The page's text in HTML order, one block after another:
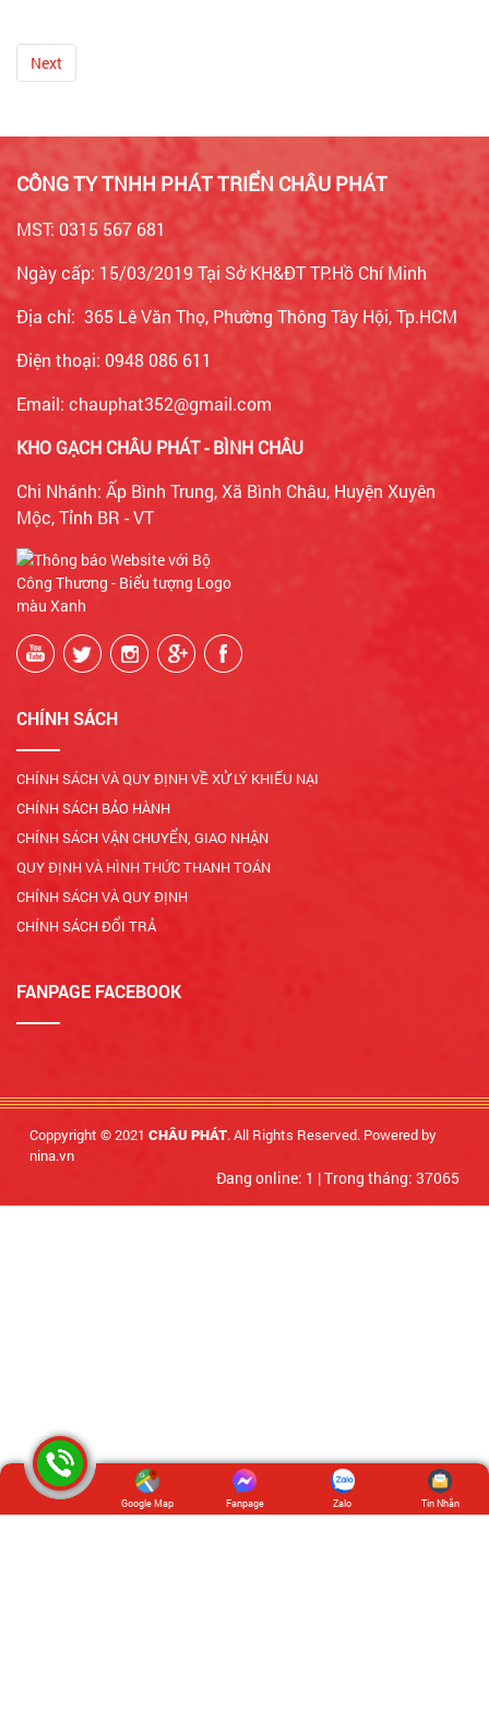
Next
CÔNG TY TNHH PHÁT TRIỂN CHÂU PHÁT
MST: 0315 567 681
Ngày cấp: 15/03/2019 Tại Sở KH&ĐT TP.Hồ Chí Minh
Địa chỉ: 365 Lê Văn Thọ, Phường Thông Tây Hội, Tp.HCM
Điện thoại: 0948 086 611
Email: chauphat352@gmail.com
KHO GẠCH CHÂU PHÁT - BÌNH CHÂU
Chi Nhánh: Ấp Bình Trung, Xã Bình Châu, Huyện Xuyên
Mộc, Tỉnh BR - VT
CHÍNH SÁCH
CHÍNH SÁCH VÀ QUY ĐỊNH VỀ XỬ LÝ KHIẾU NẠI
CHÍNH SÁCH BẢO HÀNH
CHÍNH SÁCH VẬN CHUYỂN, GIAO NHẬN
QUY ĐỊNH VÀ HÌNH THỨC THANH TOÁN
CHÍNH SÁCH VÀ QUY ĐỊNH
CHÍNH SÁCH ĐỔI TRẢ
FANPAGE FACEBOOK
Coppyright © 2021 CHÂU PHÁT. All Rights Reserved. Powered by
nina.vn
Đang online: 1 |Trong tháng: 37065
Google Map Fanpage Zalo Tin Nhắn